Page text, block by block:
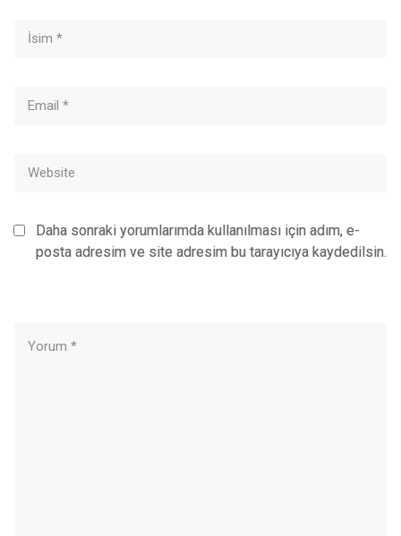
Daha sonraki yorumlarımda kullanılması için adım, e-
posta adresim ve site adresim bu tarayıcıya kaydedilsin.